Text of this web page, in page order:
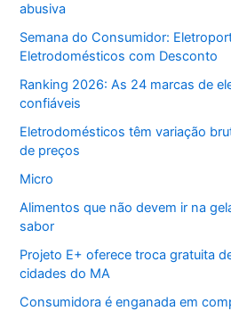
abusiva
Semana do Consumidor:
Eletrodomésticos com Desconto
Ranking 2026: As 24 marcas de
confiáveis
Eletrodomésticos têm variação
de preços
Micro
Alimentos que não devem ir na
sabor
Projeto E+ oferece troca gratuita
cidades do MA
Consumidora é enganada em